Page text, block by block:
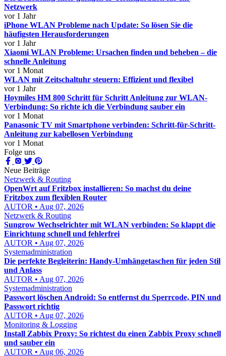
Netzwerk
vor 1 Jahr
iPhone WLAN Probleme nach Update: So lösen Sie die
häufigsten Herausforderungen
vor 1 Jahr
Xiaomi WLAN Probleme: Ursachen finden und beheben – die
schnelle Anleitung
vor 1 Monat
WLAN mit Zeitschaltuhr steuern: Effizient und flexibel
vor 1 Jahr
Hoymiles HM 800 Schritt für Schritt Anleitung zur WLAN-
Verbindung: So richte ich die Verbindung sauber ein
vor 1 Monat
Panasonic TV mit Smartphone verbinden: Schritt-für-Schritt-
Anleitung zur kabellosen Verbindung
vor 1 Monat
Folge uns
Neue Beiträge
Netzwerk & Routing
OpenWrt auf Fritzbox installieren: So machst du deine
Fritzbox zum flexiblen Router
AUTOR • Aug 07, 2026
Netzwerk & Routing
Sungrow Wechselrichter mit WLAN verbinden: So klappt die
Einrichtung schnell und fehlerfrei
AUTOR • Aug 07, 2026
Systemadministration
Die perfekte Begleiterin: Handy-Umhängetaschen für jeden Stil
und Anlass
AUTOR • Aug 07, 2026
Systemadministration
Passwort löschen Android: So entfernst du Sperrcode, PIN und
Passwort richtig
AUTOR • Aug 07, 2026
Monitoring & Logging
Install Zabbix Proxy: So richtest du einen Zabbix Proxy schnell
und sauber ein
AUTOR • Aug 06, 2026